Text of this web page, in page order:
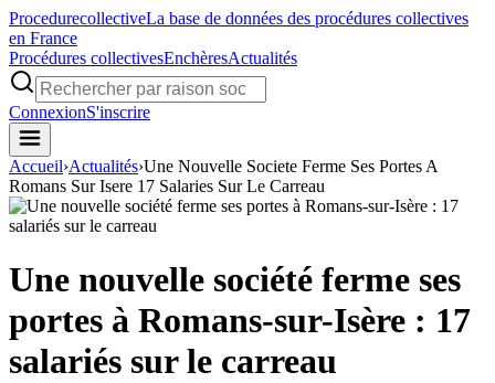
ProcedurecollectiveLa base de données des procédures collectives
en France
Procédures collectivesEnchèresActualités
ConnexionS'inscrire
Accueil›Actualités›Une Nouvelle Societe Ferme Ses Portes A
Romans Sur Isere 17 Salaries Sur Le Carreau
Une nouvelle société ferme ses
portes à Romans-sur-Isère : 17
salariés sur le carreau